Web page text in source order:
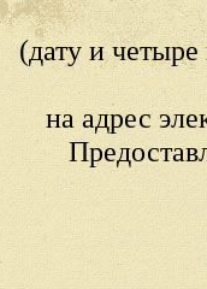
(дату и
на адрес